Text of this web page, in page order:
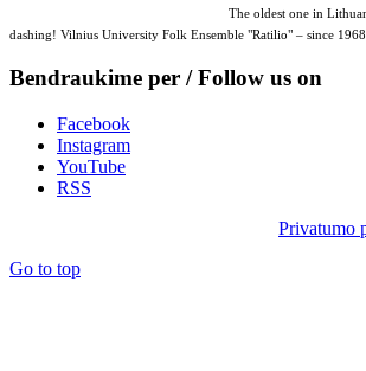
The oldest one in
dashing! Vilnius University Folk Ensemble "Ratilio" – since 1968.
Bendraukime per / Follow us on
Facebook
Instagram
YouTube
RSS
Privatumo
Go to top